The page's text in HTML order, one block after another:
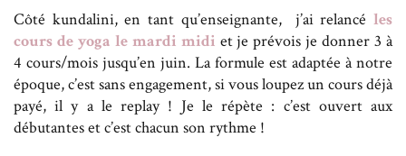
Côté kundalini, en tant qu’enseignante, j’ai relancé les
cours de yoga le mardi midi et je prévois je donner 3 à
4 cours/mois jusqu’en juin. La formule est adaptée à notre
époque, c’est sans engagement, si vous loupez un cours déjà
payé, il y a le replay ! Je le répète : c’est ouvert aux
débutantes et c’est chacun son rythme !